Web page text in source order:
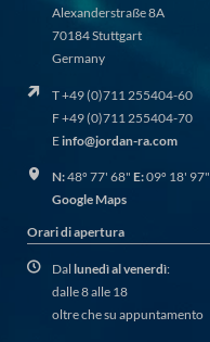
Alexanderstraße 8A
70184 Stuttgart
Germany
T +49 (0)711 255404-60
F +49 (0)711 255404-70
Einfo@jordan-ra.com
N:48º 77' 68" E:09º 18' 97"
Google Maps
Orari di apertura
Dal lunedì al venerdì:
dalle 8 alle 18
oltre che su appuntamento